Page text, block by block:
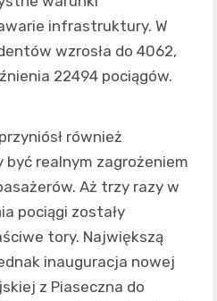
infrastruktury. W
wzrosła do 4062,
22494 pociągów.
również
być realnym zagrożeniem
Aż trzy razy w
pociągi zostały
tory. Największą
inauguracja nowej
z Piaseczna do